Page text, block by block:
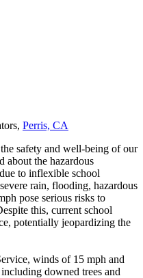
Perris, CA
safety and well-being of our
about the hazardous
to inflexible school
rain, flooding, hazardous
pose serious risks to
this, current school
potentially jeopardizing the
winds of 15 mph and
downed trees and